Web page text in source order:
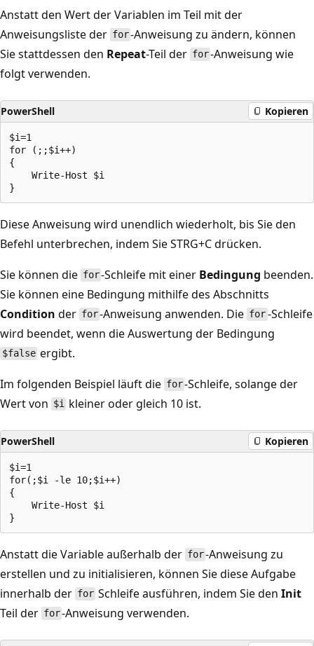
Anstatt den Wert der Variablen im Teil mit der
Anweisungsliste der for-Anweisung zu ändern, können
Sie stattdessen den Repeat-Teil der for-Anweisung wie
folgt verwenden.
PowerShell Kopieren
$i=1
for (;;$i++)
{
    Write-Host $i
Diese Anweisung wird unendlich wiederholt, bis Sie den
Befehl unterbrechen, indem Sie STRG+C drücken.
Sie können die for-Schleife mit einer Bedingung beenden.
Sie können eine Bedingung mithilfe des Abschnitts
Condition der for-Anweisung anwenden. Die for-Schleife
wird beendet, wenn die Auswertung der Bedingung
$false ergibt.
Im folgenden Beispiel läuft die for-Schleife, solange der
Wert von $i kleiner oder gleich 10 ist.
PowerShell Kopieren
$i=1
for(;$i -le 10;$i++)
{
    Write-Host $i
Anstatt die Variable außerhalb der for-Anweisung zu
erstellen und zu initialisieren, können Sie diese Aufgabe
innerhalb der for Schleife ausführen, indem Sie denInit
Teil der for-Anweisung verwenden.